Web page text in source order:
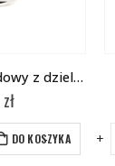
Przekładnik prądowy z dzielonym rdzeniem SCT010
zł
DO KOSZYKA
- +